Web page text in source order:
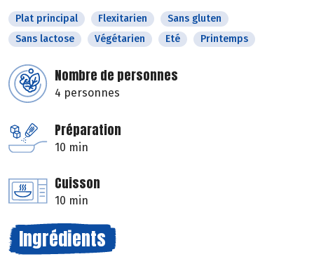
Plat principal Flexitarien
Sans gluten
Sans lactose
Végétarien Eté Printemps
Nombre de personnes
4 personnes
Préparation
10 min
Cuisson
10 min
Ingrédients